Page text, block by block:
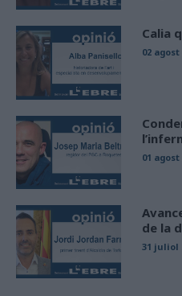
Calia
02 agost
l’infern
01 agost
de la
31 juliol